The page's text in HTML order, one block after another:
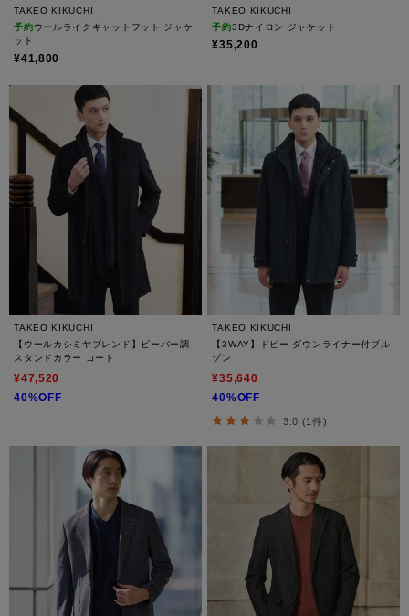
TAKEO KIKUCHI
予約ウールライクキャットフット ジャケ
ット
¥41,800
TAKEO KIKUCHI
予約3Dナイロン ジャケット
¥35,200
TAKEO KIKUCHI
【ウールカシミヤブレンド】ビーバー調
スタンドカラー コート
¥47,520
40%OFF
TAKEO KIKUCHI
【3WAY】ドビー ダウンライナー付ブル
ゾン
¥35,640
40%OFF
3.0 (1件)